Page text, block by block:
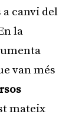
a canvi del
la
van més
mateix